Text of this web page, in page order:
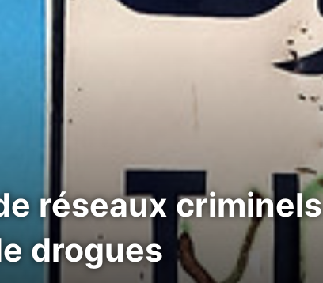
réseaux criminels
drogues